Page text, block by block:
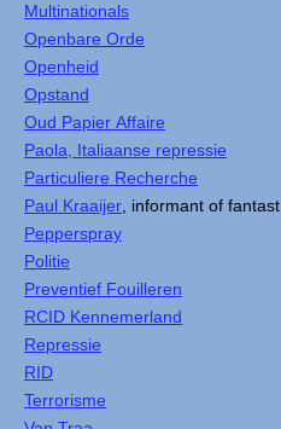
Multinationals
Openbare Orde
Openheid
Opstand
Oud Papier Affaire
Paola, Italiaanse repressie
Particuliere Recherche
Paul Kraaijer , informant of fantast
Pepperspray
Politie
Preventief Fouilleren
RCID Kennemerland
Repressie
RID
Terrorisme